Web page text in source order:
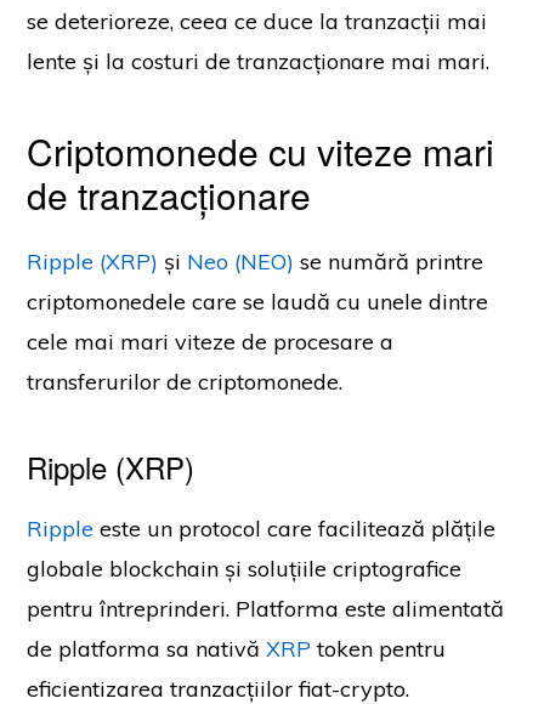
se deterioreze, ceea ce duce la tranzacții mai
lente și la costuri de tranzacționare mai mari.
Criptomonede cu viteze mari
de tranzacționare
Ripple (XRP) și Neo (NEO) se numără printre
criptomonedele care se laudă cu unele dintre
cele mai mari viteze de procesare a
transferurilor de criptomonede.
Ripple (XRP)
Ripple este un protocol care facilitează plățile
globale blockchain și soluțiile criptografice
pentru întreprinderi. Platforma este alimentată
de platforma sa nativăXRP token pentru
eficientizarea tranzacțiilor fiat-crypto.